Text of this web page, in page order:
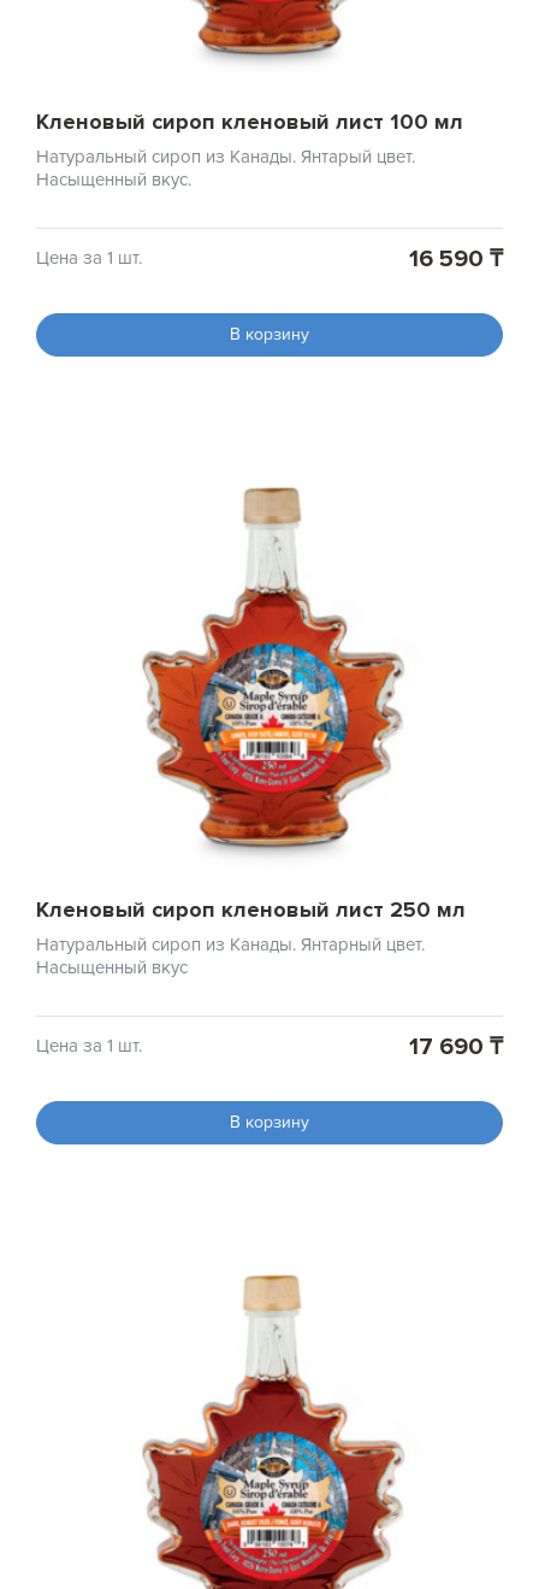
Кленовый сироп кленовый лист 100 мл
Натуральный сироп из Канады. Янтарый цвет.
Насыщенный вкус.
Цена за 1 шт. 16 590 ₸
В корзину
Кленовый сироп кленовый лист 250 мл
Натуральный сироп из Канады. Янтарный цвет.
Насыщенный вкус
Цена за 1 шт. 17 690 ₸
В корзину